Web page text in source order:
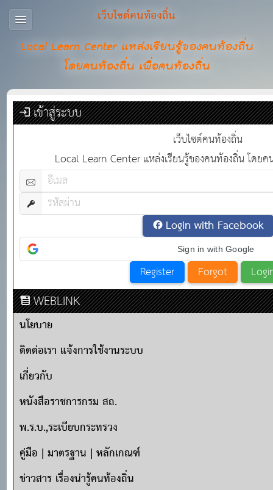
เว็บไซต์คนท้องถิ่น
Local Learn Center แหล่งเรียนรู้ของคนท้องถิ่น
โดยคนท้องถิ่น เพื่อคนท้องถิ่น
เข้าสู่ระบบ
เว็บไซต์คนท้องถิ่น
Local Learn Center แหล่งเรียนรู้ของคนท้องถิ่น โดย
Login with Facebook
Sign in with Google
WEBLINK
นโยบาย
ติดต่อเรา แจ้งการใช้งานระบบ
เกี่ยวกับ
หนังสือราชการกรม สถ.
พ.ร.บ.,ระเบียบกระทรวง
คู่มือ | มาตรฐาน | หลักเกณฑ์
ข่าวสาร เรื่องน่ารู้คนท้องถิ่น